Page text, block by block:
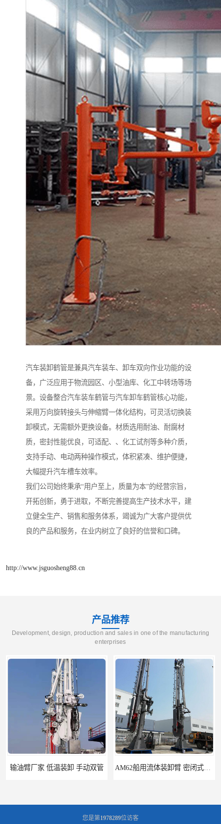
汽车装卸鹤管是兼具汽车装车、卸车双向作业功能的设
备，广泛应用于物流园区、小型油库、化工中转场等场
景。设备整合汽车装车鹤管与汽车卸车鹤管核心功能，
采用万向旋转接头与伸缩臂一体化结构，可灵活切换装
卸模式，无需额外更换设备。材质选用耐油、耐腐材
质，密封性能优良，可适配、、化工试剂等多种介质，
支持手动、电动两种操作模式，体积紧凑、维护便捷，
大幅提升汽车槽车效率。
我们公司始终秉承“用户至上，质量为本”的经营宗旨，
开拓创新，勇于进取，不断完善提高生产技术水平，建
立健全生产、销售和服务体系，竭诚为广大客户提供优
良的产品和服务，在业内树立了良好的信誉和口碑。
http://www.jsguosheng88.cn
产品推荐
Development, design, production and sales in one of the manufacturing
enterprises
输油臂厂家 低温装卸 手动双管 AM62船用流体装卸臂 密闭式装卸臂 多种型号可供选择
您是第1978289位访客